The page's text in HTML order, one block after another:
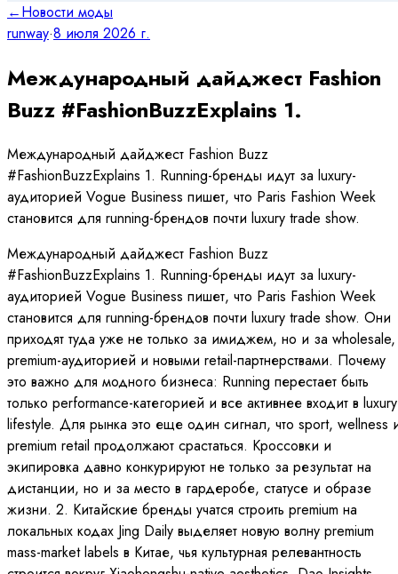
←Новости моды
runway·8 июля 2026 г.
Международный дайджест Fashion
Buzz #FashionBuzzExplains 1.
Международный дайджест Fashion Buzz
#FashionBuzzExplains 1. Running-бренды идут за luxury-
аудиторией Vogue Business пишет, что Paris Fashion Week
становится для running-брендов почти luxury trade show.
Международный дайджест Fashion Buzz
#FashionBuzzExplains 1. Running-бренды идут за luxury-
аудиторией Vogue Business пишет, что Paris Fashion Week
становится для running-брендов почти luxury trade show. Они
приходят туда уже не только за имиджем, но и за wholesale,
premium-аудиторией и новыми retail-партнерствами. Почему
это важно для модного бизнеса: Running перестает быть
только performance-категорией и все активнее входит в luxury
lifestyle. Для рынка это еще один сигнал, что sport, wellness
premium retail продолжают срастаться. Кроссовки и
экипировка давно конкурируют не только за результат на
дистанции, но и за место в гардеробе, статусе и образе
жизни. 2. Китайские бренды учатся строить premium на
локальных кодах Jing Daily выделяет новую волну premium
mass-market labels в Китае, чья культурная релевантность